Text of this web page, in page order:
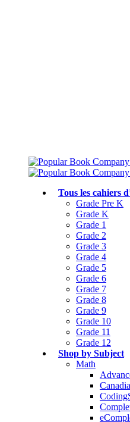
Tous les cahiers
Grade Pre K
Grade K
Grade 1
Grade 2
Grade 3
Grade 4
Grade 5
Grade 6
Grade 7
Grade 8
Grade 9
Grade 10
Grade 11
Grade 12
Shop by Subject
Math